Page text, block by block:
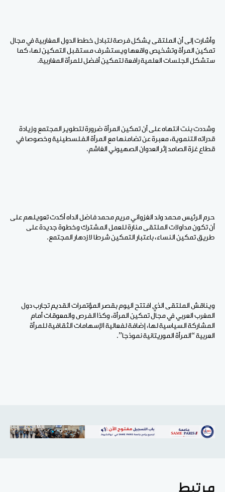
وأشارت إلى أن الملتقى يشكل فرصة لتبادل خطط الدول المغاربية في مجال
تمكين المرأة وتشخيص واقعها ويستشرف مستقبل التمكين لها، كما
ستشكل الجلسات العلمية رافعة لتمكين أفضل للمرأة المغاربية.
وشددت بنت انتهاه على أن تمكين المرأة ضرورة لتطوير المجتمع وزيادة
قدراته التنموية، معبرة عن تضامنها مع المرأة الفلسطينية وخصوصا في
قطاع غزة الصامد إثر العدوان الصهيوني الغاشم.
حرم الرئيس محمد ولد الغزواني مريم محمد فاضل الداه أكدت تعويلهم على
أن تكون مداولات الملتقى منارة للعمل المشترك وخطوة جديدة على
طريق تمكين النساء، باعتبار التمكين شرطا لازدهار المجتمع.
ويناقش الملتقى الذي افتتح اليوم بقصر المؤتمرات القديم تجارب دول
المغرب العربي في مجال تمكين المرأة، وكذا الفرص والمعوقات أمام
المشاركة السياسية لها، إضافة لفعالية الإسهامات الثقافية للمرأة
العربية “المرأة الموريتانية نموذجا”.
مرتبط